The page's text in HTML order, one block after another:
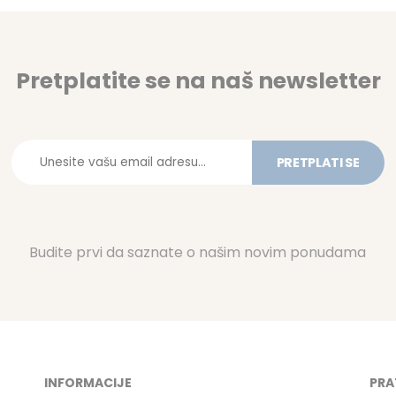
Pretplatite se na naš newsletter
PRETPLATI SE
Budite prvi da saznate o našim novim ponudama
INFORMACIJE